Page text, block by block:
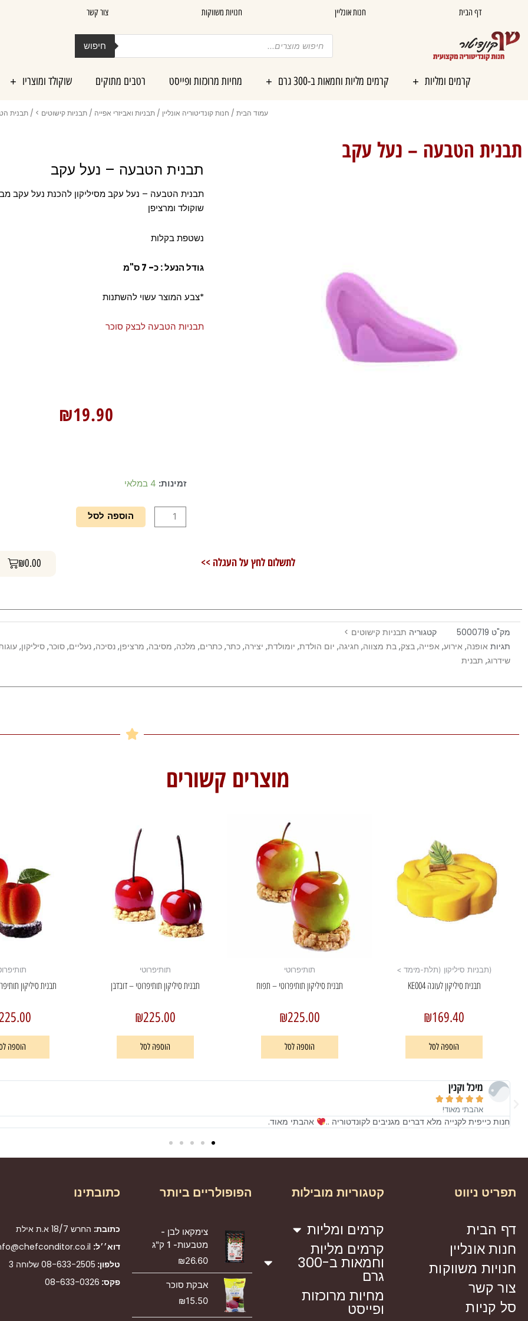
דף הבית חנות אונליין חנויות משווקות צור קשר
Products
search חיפוש
קרמים ומליות קרמים מליות וחמאות ב-300 גרם מחיות מרוכזות ופייסט רטבים מתוקים שוקולד ומוצריו
עמוד הבית / חנות קונדיטוריה אונליין /תבניות ואביזרי אפייה /תבניות קישוטים > / תבנית
תבנית הטבעה – נעל עקב
תבנית הטבעה – נעל עקב
תבנית הטבעה – נעל עקב מסיליקון להכנת נעל עקב
שוקולד ומרציפן
נשטפת בקלות
גודל הנעל : כ- 7 ס"מ
*צבע המוצר עשוי להשתנות
תבניות הטבעה לבצק סוכר
₪19.90
זמינות: 4 במלאי
כמות
תבנית
הטבעה
הוספה לסל
לתשלום לחץ על העגלה >> ₪0.00 עגלת קניות
מק"ט 5000719 קטגוריה תבניות קישוטים >
תגיות אופנה, אירוע, אפייה, בצק, בת מצווה, חגיגה, יום הולדת, יומולדת, יצירה, כתר, כתרים, מלכה, מסיבה, מרציפן, נסיכה, נעליים, סוכר, סיליקון,
שידרוג, תבנית
מוצרים קשורים
(תבניות סיליקון (תלת-מימד >
תבנית סיליקון לעוגה KE004
₪169.40
הוספה לסל
תותיפרוטי
תבנית סיליקון תותיפרוטי – תפוח
₪225.00
הוספה לסל
תותיפרוטי
תבנית סיליקון תותיפרוטי – דובדבן
₪225.00
הוספה לסל
תבנית סיליקון
הוספה
מיכל וקנין





אהבתי מאוד!
חנות כייפית לקנייה מלא דברים מגניבים לקונדטוריה .. אהבתי מאוד.
תפריט ניווט
דף הבית
חנות אונליין
חנויות משווקות
צור קשר
סל קניות
קטגוריות מובילות
קרמים ומליות
קרמים מליות
וחמאות ב-300
גרם
מחיות מרוכזות
ופייסט
הפופולריים ביותר
צימקאו לבן -
מטבעות- 1 ק"ג
₪26.60
אבקת סוכר
₪15.50
כתובתינו
כתובת: החרש 18/7 א.ת אילת
דוא׳׳ל:
טלפון: 08-633-2505 שלוחה 3
פקס: 08-633-0326